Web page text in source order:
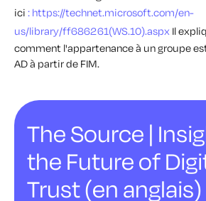
ici : https://technet.microsoft.com/en-
us/library/ff686261(WS.10).aspx Il
comment l'appartenance à un groupe
AD à partir de FIM.
The Source |
the Future of
Trust (en anglais)